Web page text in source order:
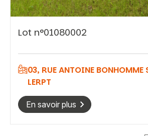
Lot n°01080002
03, RUE ANTOINE BONHOMME
LERPT
En savoir plus